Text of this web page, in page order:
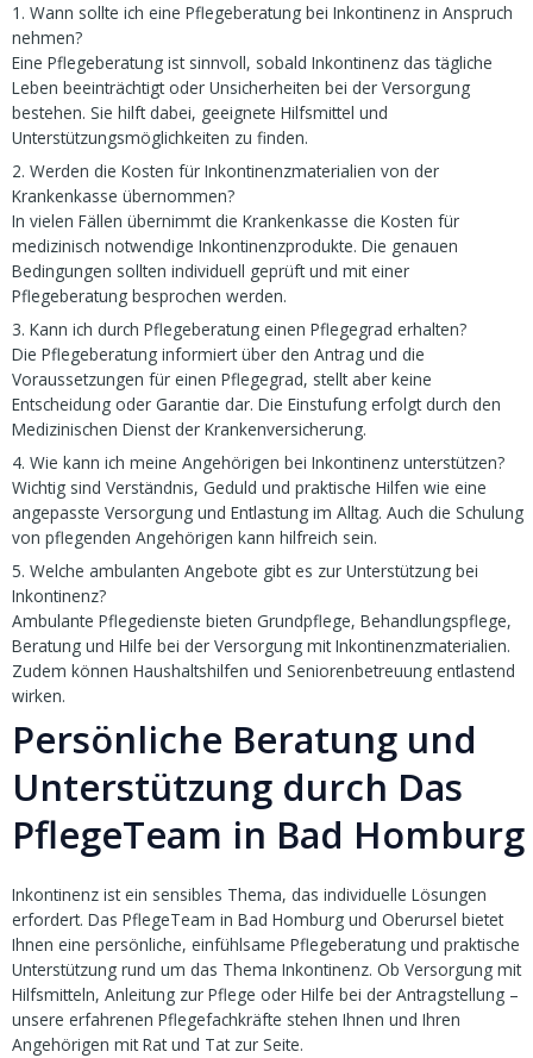
1. Wann sollte ich eine Pflegeberatung bei Inkontinenz in Anspruch
nehmen?
Eine Pflegeberatung ist sinnvoll, sobald Inkontinenz das tägliche
Leben beeinträchtigt oder Unsicherheiten bei der Versorgung
bestehen. Sie hilft dabei, geeignete Hilfsmittel und
Unterstützungsmöglichkeiten zu finden.
2. Werden die Kosten für Inkontinenzmaterialien von der
Krankenkasse übernommen?
In vielen Fällen übernimmt die Krankenkasse die Kosten für
medizinisch notwendige Inkontinenzprodukte. Die genauen
Bedingungen sollten individuell geprüft und mit einer
Pflegeberatung besprochen werden.
3. Kann ich durch Pflegeberatung einen Pflegegrad erhalten?
Die Pflegeberatung informiert über den Antrag und die
Voraussetzungen für einen Pflegegrad, stellt aber keine
Entscheidung oder Garantie dar. Die Einstufung erfolgt durch den
Medizinischen Dienst der Krankenversicherung.
4. Wie kann ich meine Angehörigen bei Inkontinenz unterstützen?
Wichtig sind Verständnis, Geduld und praktische Hilfen wie eine
angepasste Versorgung und Entlastung im Alltag. Auch die Schulung
von pflegenden Angehörigen kann hilfreich sein.
5. Welche ambulanten Angebote gibt es zur Unterstützung bei
Inkontinenz?
Ambulante Pflegedienste bieten Grundpflege, Behandlungspflege,
Beratung und Hilfe bei der Versorgung mit Inkontinenzmaterialien.
Zudem können Haushaltshilfen und Seniorenbetreuung entlastend
wirken.
Persönliche Beratung und
Unterstützung durch Das
PflegeTeam in Bad Homburg
Inkontinenz ist ein sensibles Thema, das individuelle Lösungen
erfordert. Das PflegeTeam in Bad Homburg und Oberursel bietet
Ihnen eine persönliche, einfühlsame Pflegeberatung und praktische
Unterstützung rund um das Thema Inkontinenz. Ob Versorgung mit
Hilfsmitteln, Anleitung zur Pflege oder Hilfe bei der Antragstellung –
unsere erfahrenen Pflegefachkräfte stehen Ihnen und Ihren
Angehörigen mit Rat und Tat zur Seite.